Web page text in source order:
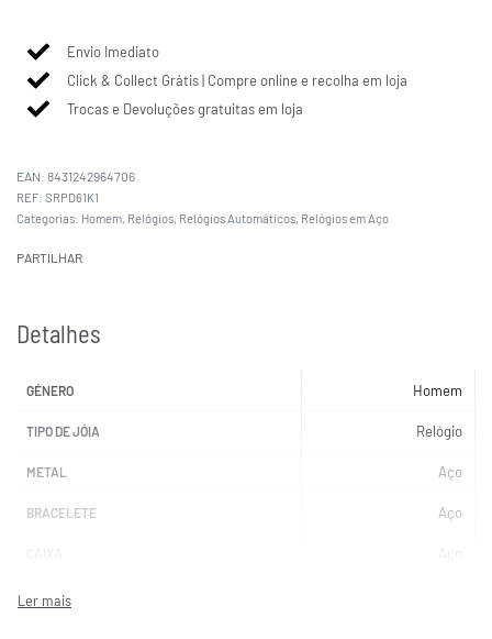
Envio Imediato
Click & Collect Grátis | Compre online e recolha em loja
Trocas e Devoluções gratuitas em loja
EAN: 8431242964706
SRPD61K1
Categorias: Homem, Relógios, Relógios Automáticos, Relógios em Aço
PARTILHAR
Detalhes
GÉNERO Homem
TIPO DE JÓIA Relógio
METAL Aço
BRACELETE Aço
COR DA BRACELETE